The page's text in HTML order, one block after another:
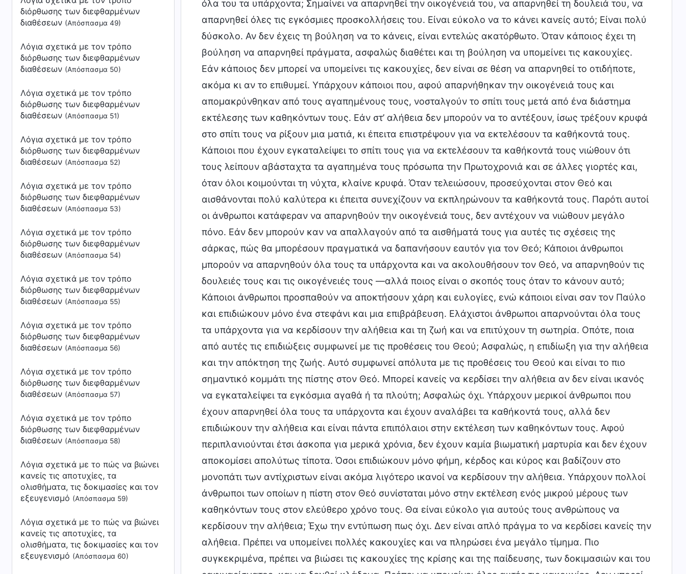
διόρθωσης των διεφθαρμένων
διαθέσεων (Απόσπασμα 49)
Λόγια σχετικά με τον τρόπο
διόρθωσης των διεφθαρμένων
διαθέσεων (Απόσπασμα 50)
Λόγια σχετικά με τον τρόπο
διόρθωσης των διεφθαρμένων
διαθέσεων (Απόσπασμα 51)
Λόγια σχετικά με τον τρόπο
διόρθωσης των διεφθαρμένων
διαθέσεων (Απόσπασμα 52)
Λόγια σχετικά με τον τρόπο
διόρθωσης των διεφθαρμένων
διαθέσεων (Απόσπασμα 53)
Λόγια σχετικά με τον τρόπο
διόρθωσης των διεφθαρμένων
διαθέσεων (Απόσπασμα 54)
Λόγια σχετικά με τον τρόπο
διόρθωσης των διεφθαρμένων
διαθέσεων (Απόσπασμα 55)
Λόγια σχετικά με τον τρόπο
διόρθωσης των διεφθαρμένων
διαθέσεων (Απόσπασμα 56)
Λόγια σχετικά με τον τρόπο
διόρθωσης των διεφθαρμένων
διαθέσεων (Απόσπασμα 57)
Λόγια σχετικά με τον τρόπο
διόρθωσης των διεφθαρμένων
διαθέσεων (Απόσπασμα 58)
Λόγια σχετικά με το πώς να βιώνει
κανείς τις αποτυχίες, τα
ολισθήματα, τις δοκιμασίες και τον
εξευγενισμό (Απόσπασμα 59)
Λόγια σχετικά με το πώς να βιώνει
κανείς τις αποτυχίες, τα
ολισθήματα, τις δοκιμασίες και τον
εξευγενισμό (Απόσπασμα 60)